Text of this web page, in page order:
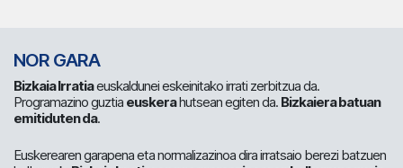
NOR GARA
Bizkaia Irratiaeuskaldunei eskeinitako irrati zerbitzua da.
Programazino guztia euskerahutsean egiten da. Bizkaiera batuan
emitiduten da.
Euskerearen garapena eta normalizazinoa dira irratsaio berezi batzuen